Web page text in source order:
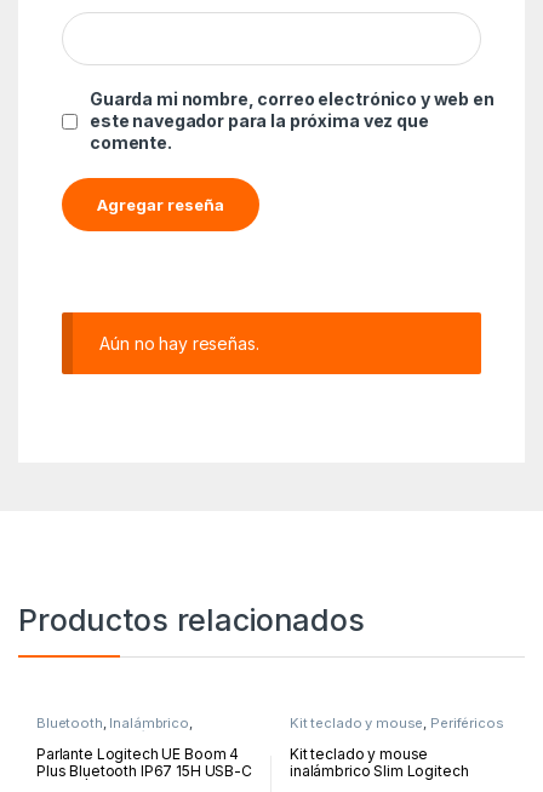
Guarda mi nombre, correo electrónico y web en
este navegador para la próxima vez que
comente.
Aún no hay reseñas.
Productos relacionados
Bluetooth, Inalámbrico,
Periféricos y
Accesorios
Parlante Logitech UE Boom 4
Plus Bluetooth IP67 15H USB-C
Kit teclado y mouse, Periféricos
Kit teclado y mouse
inalámbrico Slim Logitech